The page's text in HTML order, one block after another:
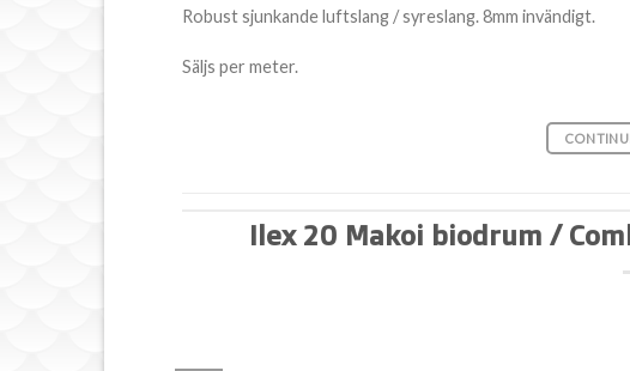
Robust sjunkande luftslang / syreslang. 8mm invändigt.
Säljs per meter.
Ilex 20 Makoi biodrum /